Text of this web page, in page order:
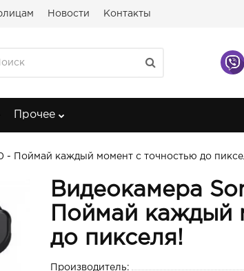
Новости Контакты
Прочее
- Поймай каждый момент с точностью до
Видеокамера
Поймай каждый
до пикселя!
Производитель: